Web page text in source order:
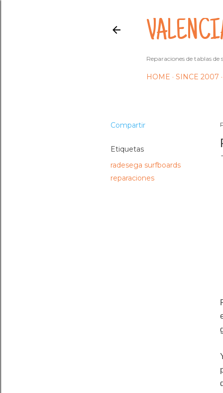
Reparaciones de tablas
HOME SINCE 2007
Compartir
Etiquetas
radesega surfboards
reparaciones